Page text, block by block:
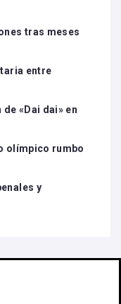
tras meses
entre
«Dai dai» en
olímpico rumbo
y